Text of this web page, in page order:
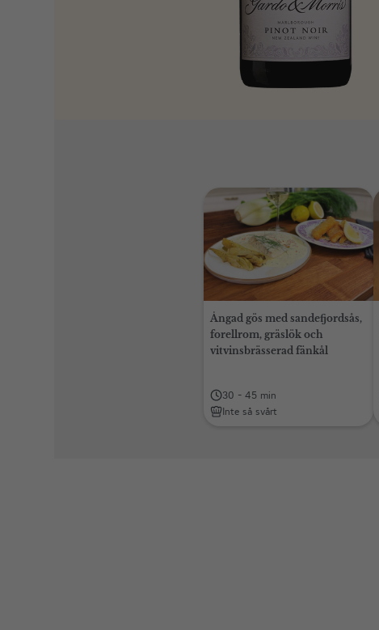
Ångad gös med sandefjordsås,
forellrom, gräslök och
vitvinsbrässerad fänkål
30 - 45 min
Inte så svårt